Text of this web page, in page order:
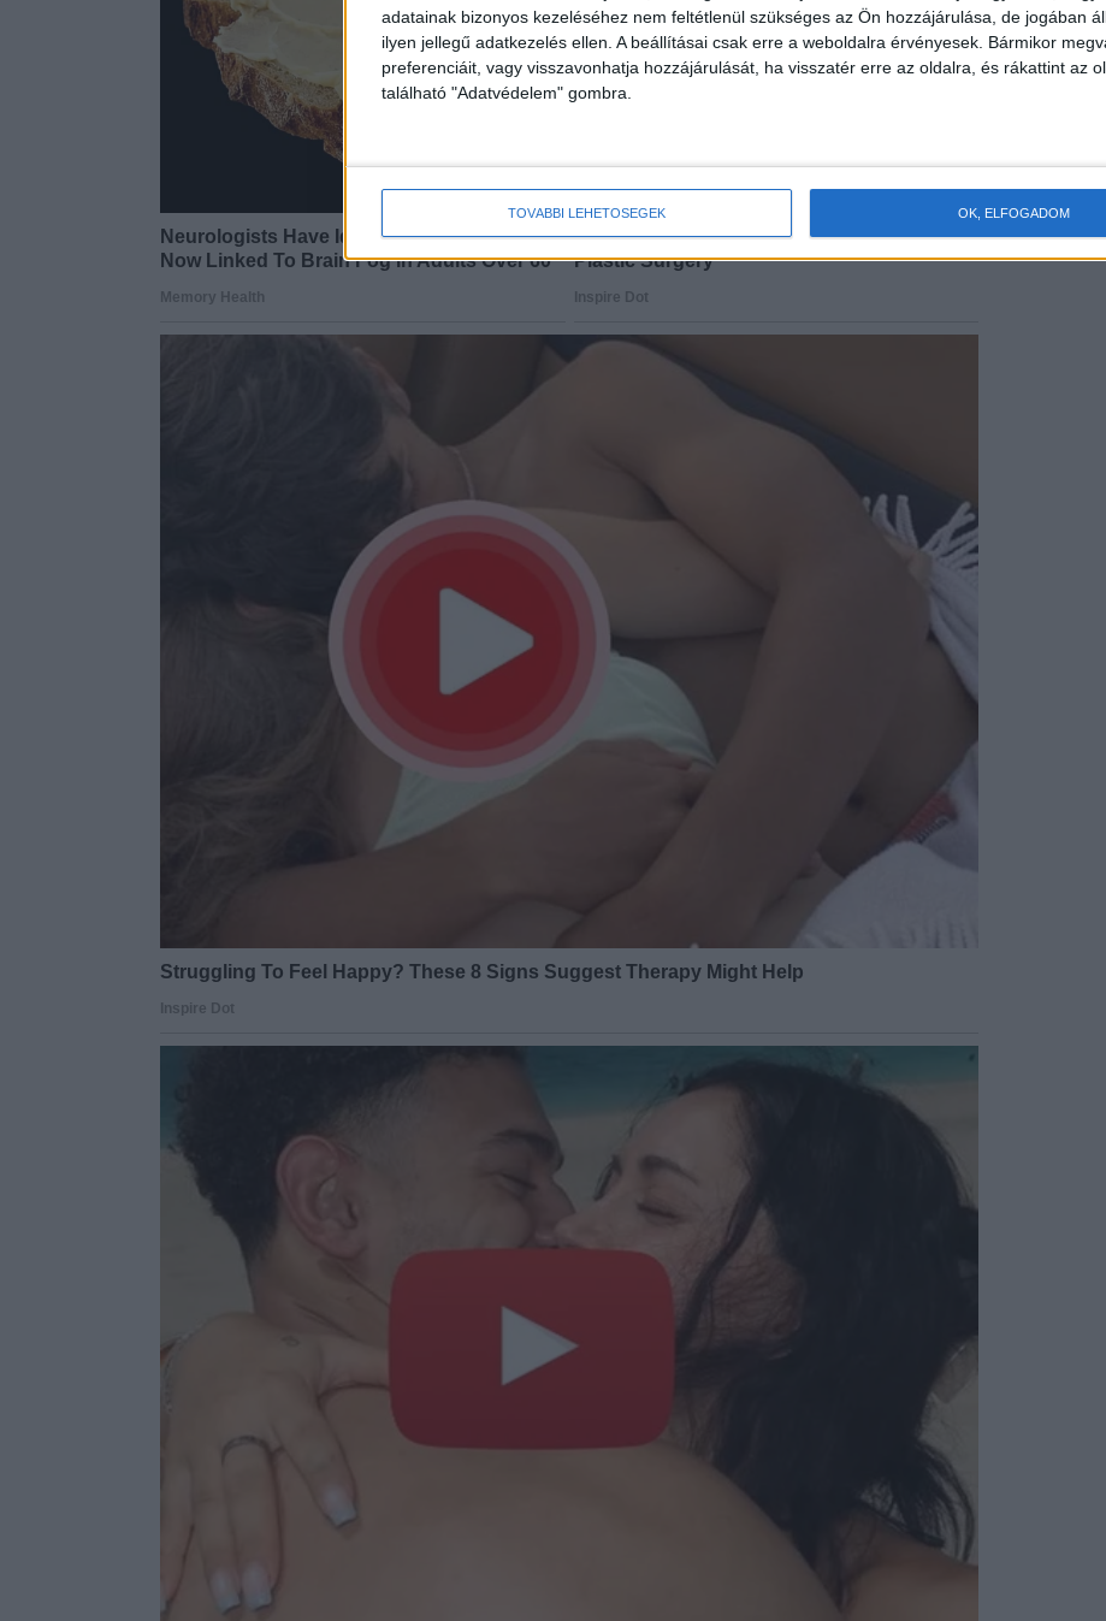
adatainak bizonyos kezeléséhez nem feltétlenül szükséges az Ön hozzájárulása, de jogában
ilyen jellegű adatkezelés ellen. A beállításai csak erre a weboldalra érvényesek. Bármikor
preferenciáit, vagy visszavonhatja hozzájárulását, ha visszatér erre az oldalra, és rákattint az
található "Adatvédelem" gombra.
TOVÁBBI LEHETŐSÉGEK OK, ELFOGADOM